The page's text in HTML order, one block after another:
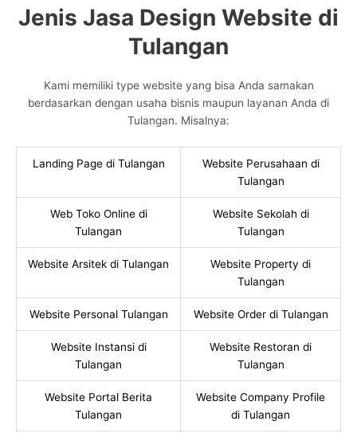
Jenis Jasa Design Website di
Tulangan
Kami memiliki type website yang bisa Anda samakan
berdasarkan dengan usaha bisnis maupun layanan Anda di
Tulangan. Misalnya:
Landing Page di Tulangan
Website Perusahaan di
Tulangan
Web Toko Online di
Tulangan
Website Sekolah di
Tulangan
Website Arsitek di Tulangan
Website Property di
Tulangan
Website Personal Tulangan Website Order di Tulangan
Website Instansi di
Tulangan
Website Restoran di
Tulangan
Website Portal Berita
Tulangan
Website Company Profile
di Tulangan